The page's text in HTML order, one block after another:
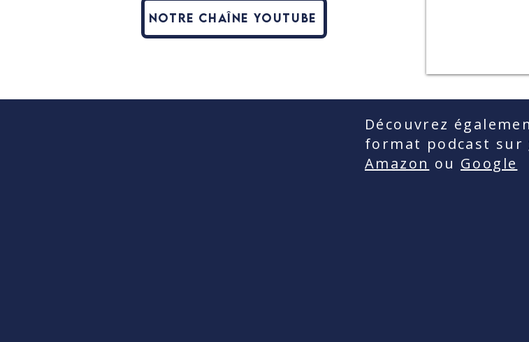
Notre chaîne Youtube
Découvrez
format podcast sur
Amazon ou Google